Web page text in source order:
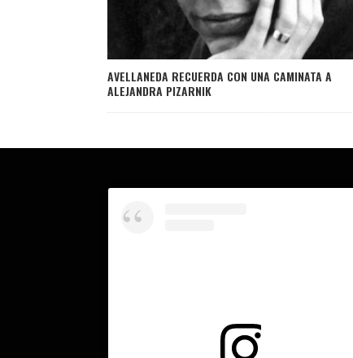
AVELLANEDA RECUERDA CON UNA CAMINATA A
ALEJANDRA PIZARNIK